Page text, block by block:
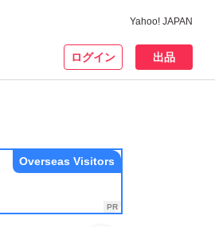
Yahoo! JAPAN
ログイン 出品
Overseas Visitors